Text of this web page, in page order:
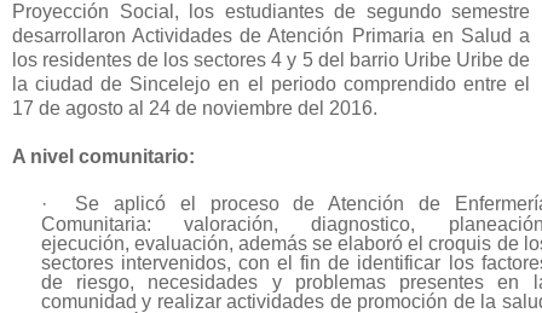
Proyección Social, los estudiantes de segundo semestre
desarrollaron Actividades de Atención Primaria en Salud a
los residentes de los sectores 4 y 5 del barrio Uribe Uribe de
la ciudad de Sincelejo en el periodo comprendido entre el
17 de agosto al 24 de noviembre del 2016.
A nivel comunitario:
·
Se aplicó el proceso de Atención de
Comunitaria:
valoración, diagnostico,
ejecución, evaluación, además se elaboró el croquis de
sectores intervenidos, con el fin de identificar los
de riesgo, necesidades y problemas presentes en
comunidad y realizar actividades de promoción de la